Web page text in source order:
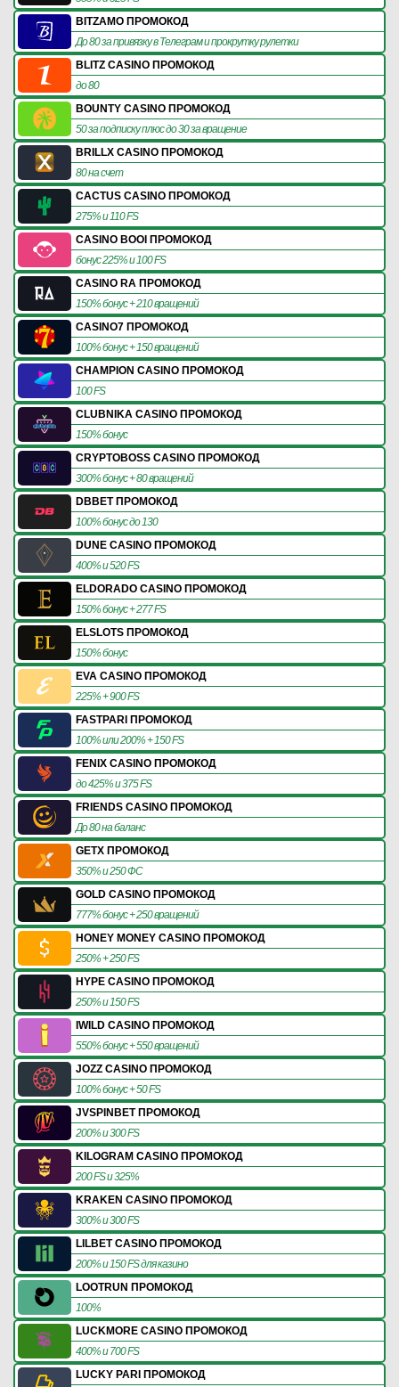
BITZAMO ПРОМОКОД
До 80 за привязку в Телеграм и прокрутку рулетки
BLITZ CASINO ПРОМОКОД
до 80
BOUNTY CASINO ПРОМОКОД
50 за подписку плюс до 30 за вращение
BRILLX CASINO ПРОМОКОД
80 на счет
CACTUS CASINO ПРОМОКОД
275% и 110 FS
CASINO BOOI ПРОМОКОД
бонус 225% и 100 FS
CASINO RA ПРОМОКОД
150% бонус + 210 вращений
CASINO7 ПРОМОКОД
100% бонус + 150 вращений
CHAMPION CASINO ПРОМОКОД
100 FS
CLUBNIKA CASINO ПРОМОКОД
150% бонус
CRYPTOBOSS CASINO ПРОМОКОД
300% бонус + 80 вращений
DBBET ПРОМОКОД
100% бонус до 130
DUNE CASINO ПРОМОКОД
400% и 520 FS
ELDORADO CASINO ПРОМОКОД
150% бонус + 277 FS
ELSLOTS ПРОМОКОД
150% бонус
EVA CASINO ПРОМОКОД
225% + 900 FS
FASTPARI ПРОМОКОД
100% или 200% + 150 FS
FENIX CASINO ПРОМОКОД
до 425% и 375 FS
FRIENDS CASINO ПРОМОКОД
До 80 на баланс
GETX ПРОМОКОД
350% и 250 ФС
GOLD CASINO ПРОМОКОД
777% бонус + 250 вращений
HONEY MONEY CASINO ПРОМОКОД
250% + 250 FS
HYPE CASINO ПРОМОКОД
250% и 150 FS
IWILD CASINO ПРОМОКОД
550% бонус + 550 вращений
JOZZ CASINO ПРОМОКОД
100% бонус + 50 FS
JVSPINBET ПРОМОКОД
200% и 300 FS
KILOGRAM CASINO ПРОМОКОД
200 FS и 325%
KRAKEN CASINO ПРОМОКОД
300% и 300 FS
LILBET CASINO ПРОМОКОД
200% и 150 FS для казино
LOOTRUN ПРОМОКОД
100%
LUCKMORE CASINO ПРОМОКОД
400% и 700 FS
LUCKY PARI ПРОМОКОД